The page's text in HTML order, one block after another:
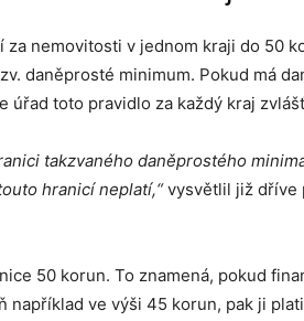
nemovitosti v jednom kraji do 50
daněprosté minimum. Pokud má
úřad toto pravidlo za každý kraj
takzvaného daněprostého
hranicí neplatí,“vysvětlil již dříve
50 korun. To znamená, pokud
například ve výši 45 korun, pak ji